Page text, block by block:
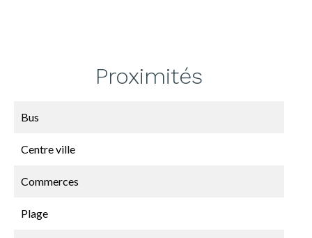
Proximités
Bus
Centre ville
Commerces
Plage